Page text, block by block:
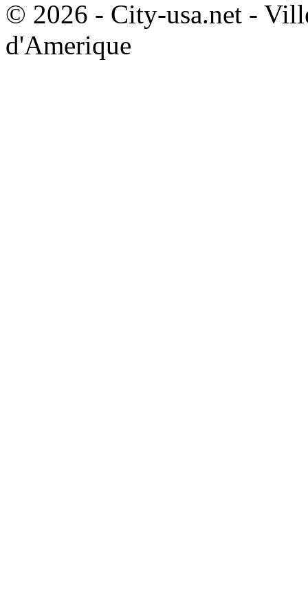
© 2026 - City-usa.net -
d'Amerique